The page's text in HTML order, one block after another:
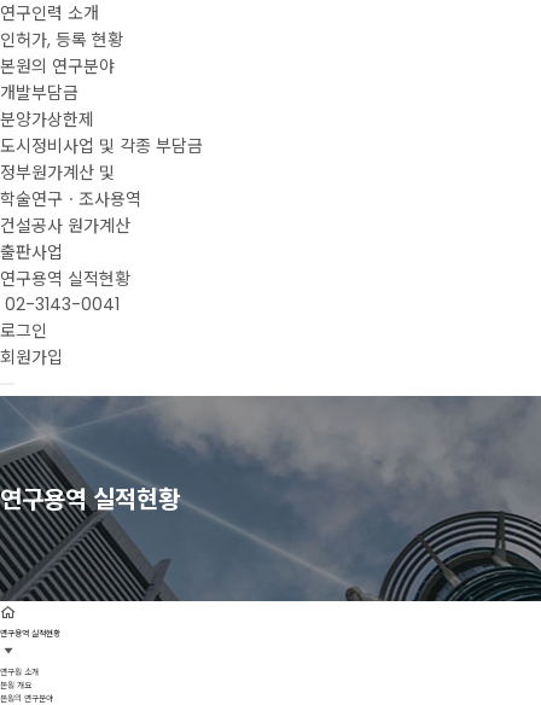
연구인력 소개
인허가, 등록 현황
본원의 연구분야
개발부담금
분양가상한제
도시정비사업 및 각종 부담금
정부원가계산 및
학술연구ㆍ조사용역
건설공사 원가계산
출판사업
연구용역 실적현황
02-3143-0041
로그인
회원가입
연구용역 실적현황
연구용역 실적현황
연구원 소개
본원 개요
본원의 연구분야